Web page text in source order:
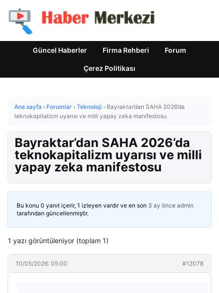
Güncel Haberler Firma Rehberi Forum
Çerez Politikası
Ana sayfa › Forumlar › Teknoloji › Bayraktar’dan SAHA 2026’da
teknokapitalizm uyarısı ve milli yapay zeka manifestosu
Bayraktar’dan SAHA 2026’da
teknokapitalizm uyarısı ve milli
yapay zeka manifestosu
Bu konu 0 yanıt içerir, 1 izleyen vardır ve en son 3 ay önce admin
tarafından güncellenmiştir.
1 yazı görüntüleniyor (toplam 1)
10/05/2026: 05:00 #12078